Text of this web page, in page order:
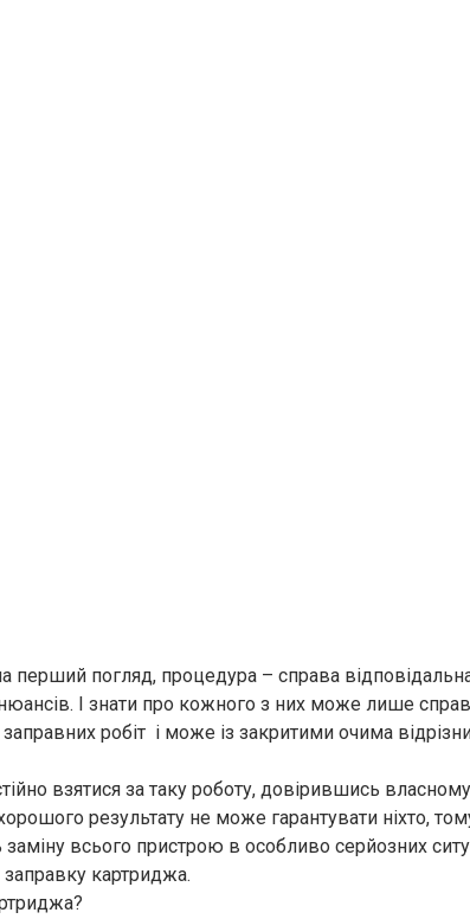
перший погляд, процедура – справа
І знати про кожного з них може лише
робіт і може із закритими очима
взятися за таку роботу, довірившись
результату не може гарантувати ніхто,
всього пристрою в особливо серйозних
заправку картриджа.